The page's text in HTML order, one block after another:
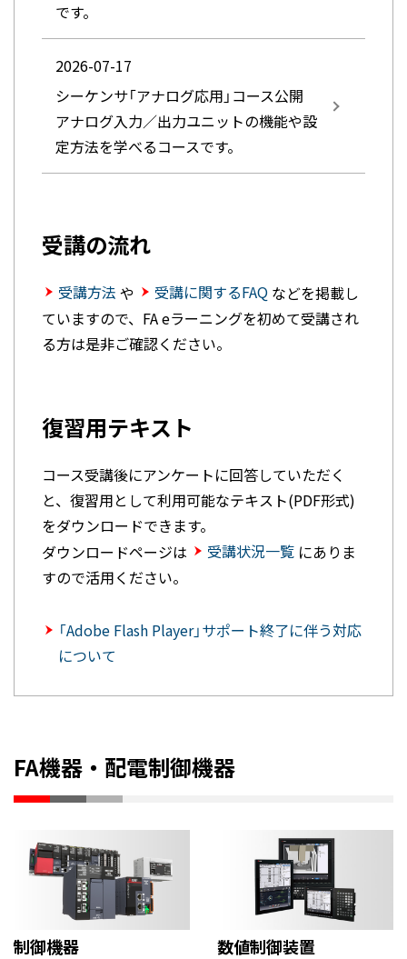
です。
2026-07-17
シーケンサ「アナログ応用」コース公開
アナログ入力／出力ユニットの機能や設
定方法を学べるコースです。
受講の流れ
受講方法 や 受講に関するFAQ などを掲載し
ていますので、FA eラーニングを初めて受講され
る方は是非ご確認ください。
復習用テキスト
コース受講後にアンケートに回答していただく
と、復習用として利用可能なテキスト(PDF形式)
をダウンロードできます。
ダウンロードページは
受講状況一覧 にありま
すので活用ください。
「Adobe Flash Player」サポート終了に伴う対応
について
FA機器・配電制御機器
制御機器 数値制御装置